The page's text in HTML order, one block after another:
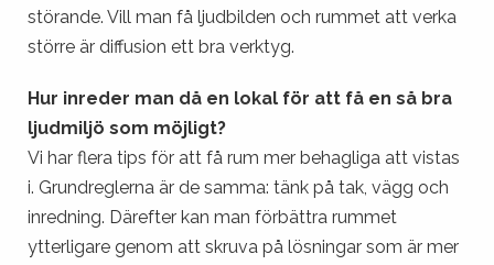
störande. Vill man få ljudbilden och rummet att verka
större är diffusion ett bra verktyg.
Hur inreder man då en lokal för att få en så bra
ljudmiljö som möjligt?
Vi har flera tips för att få rum mer behagliga att vistas
i. Grundreglerna är de samma: tänk på tak, vägg och
inredning. Därefter kan man förbättra rummet
ytterligare genom att skruva på lösningar som är mer